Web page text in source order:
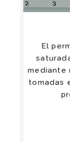
El
mediante
tomadas